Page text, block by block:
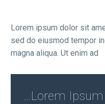
Lorem ipsum dolor sit
sed do eiusmod tempor
magna aliqua. Ut enim ad
…Lorem